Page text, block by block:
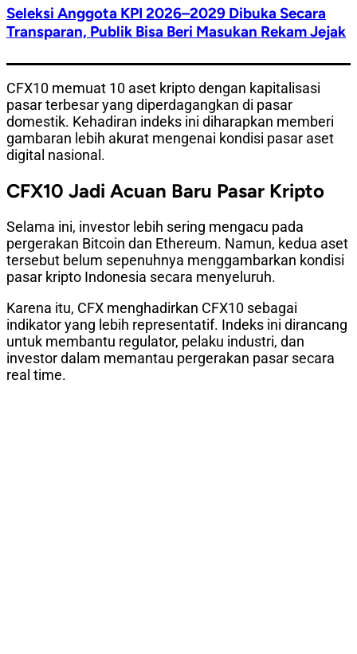
Seleksi Anggota KPI 2026–2029 Dibuka Secara
Transparan, Publik Bisa Beri Masukan Rekam Jejak
CFX10 memuat 10 aset kripto dengan kapitalisasi
pasar terbesar yang diperdagangkan di pasar
domestik. Kehadiran indeks ini diharapkan memberi
gambaran lebih akurat mengenai kondisi pasar aset
digital nasional.
CFX10 Jadi Acuan Baru Pasar Kripto
Selama ini, investor lebih sering mengacu pada
pergerakan Bitcoin dan Ethereum. Namun, kedua aset
tersebut belum sepenuhnya menggambarkan kondisi
pasar kripto Indonesia secara menyeluruh.
Karena itu, CFX menghadirkan CFX10 sebagai
indikator yang lebih representatif. Indeks ini dirancang
untuk membantu regulator, pelaku industri, dan
investor dalam memantau pergerakan pasar secara
real time.